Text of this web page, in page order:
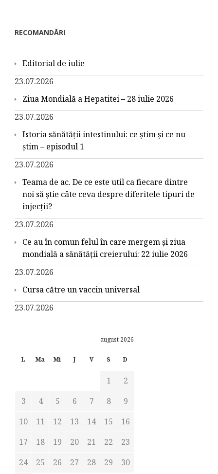
RECOMANDĂRI
Editorial de iulie
23.07.2026
Ziua Mondială a Hepatitei – 28 iulie 2026
23.07.2026
Istoria sănătății intestinului: ce știm și ce nu
știm – episodul 1
23.07.2026
Teama de ac. De ce este util ca fiecare dintre
noi să știe câte ceva despre diferitele tipuri de
injecții?
23.07.2026
Ce au în comun felul în care mergem și ziua
mondială a sănătății creierului: 22 iulie 2026
23.07.2026
Cursa către un vaccin universal
23.07.2026
august 2026
L Ma Mi J V S D
1
2
3
4 5 6 7 8
9
10
11 12 13 14 15
16
17
18 19 20 21 22
23
24
25 26 27 28 29 30